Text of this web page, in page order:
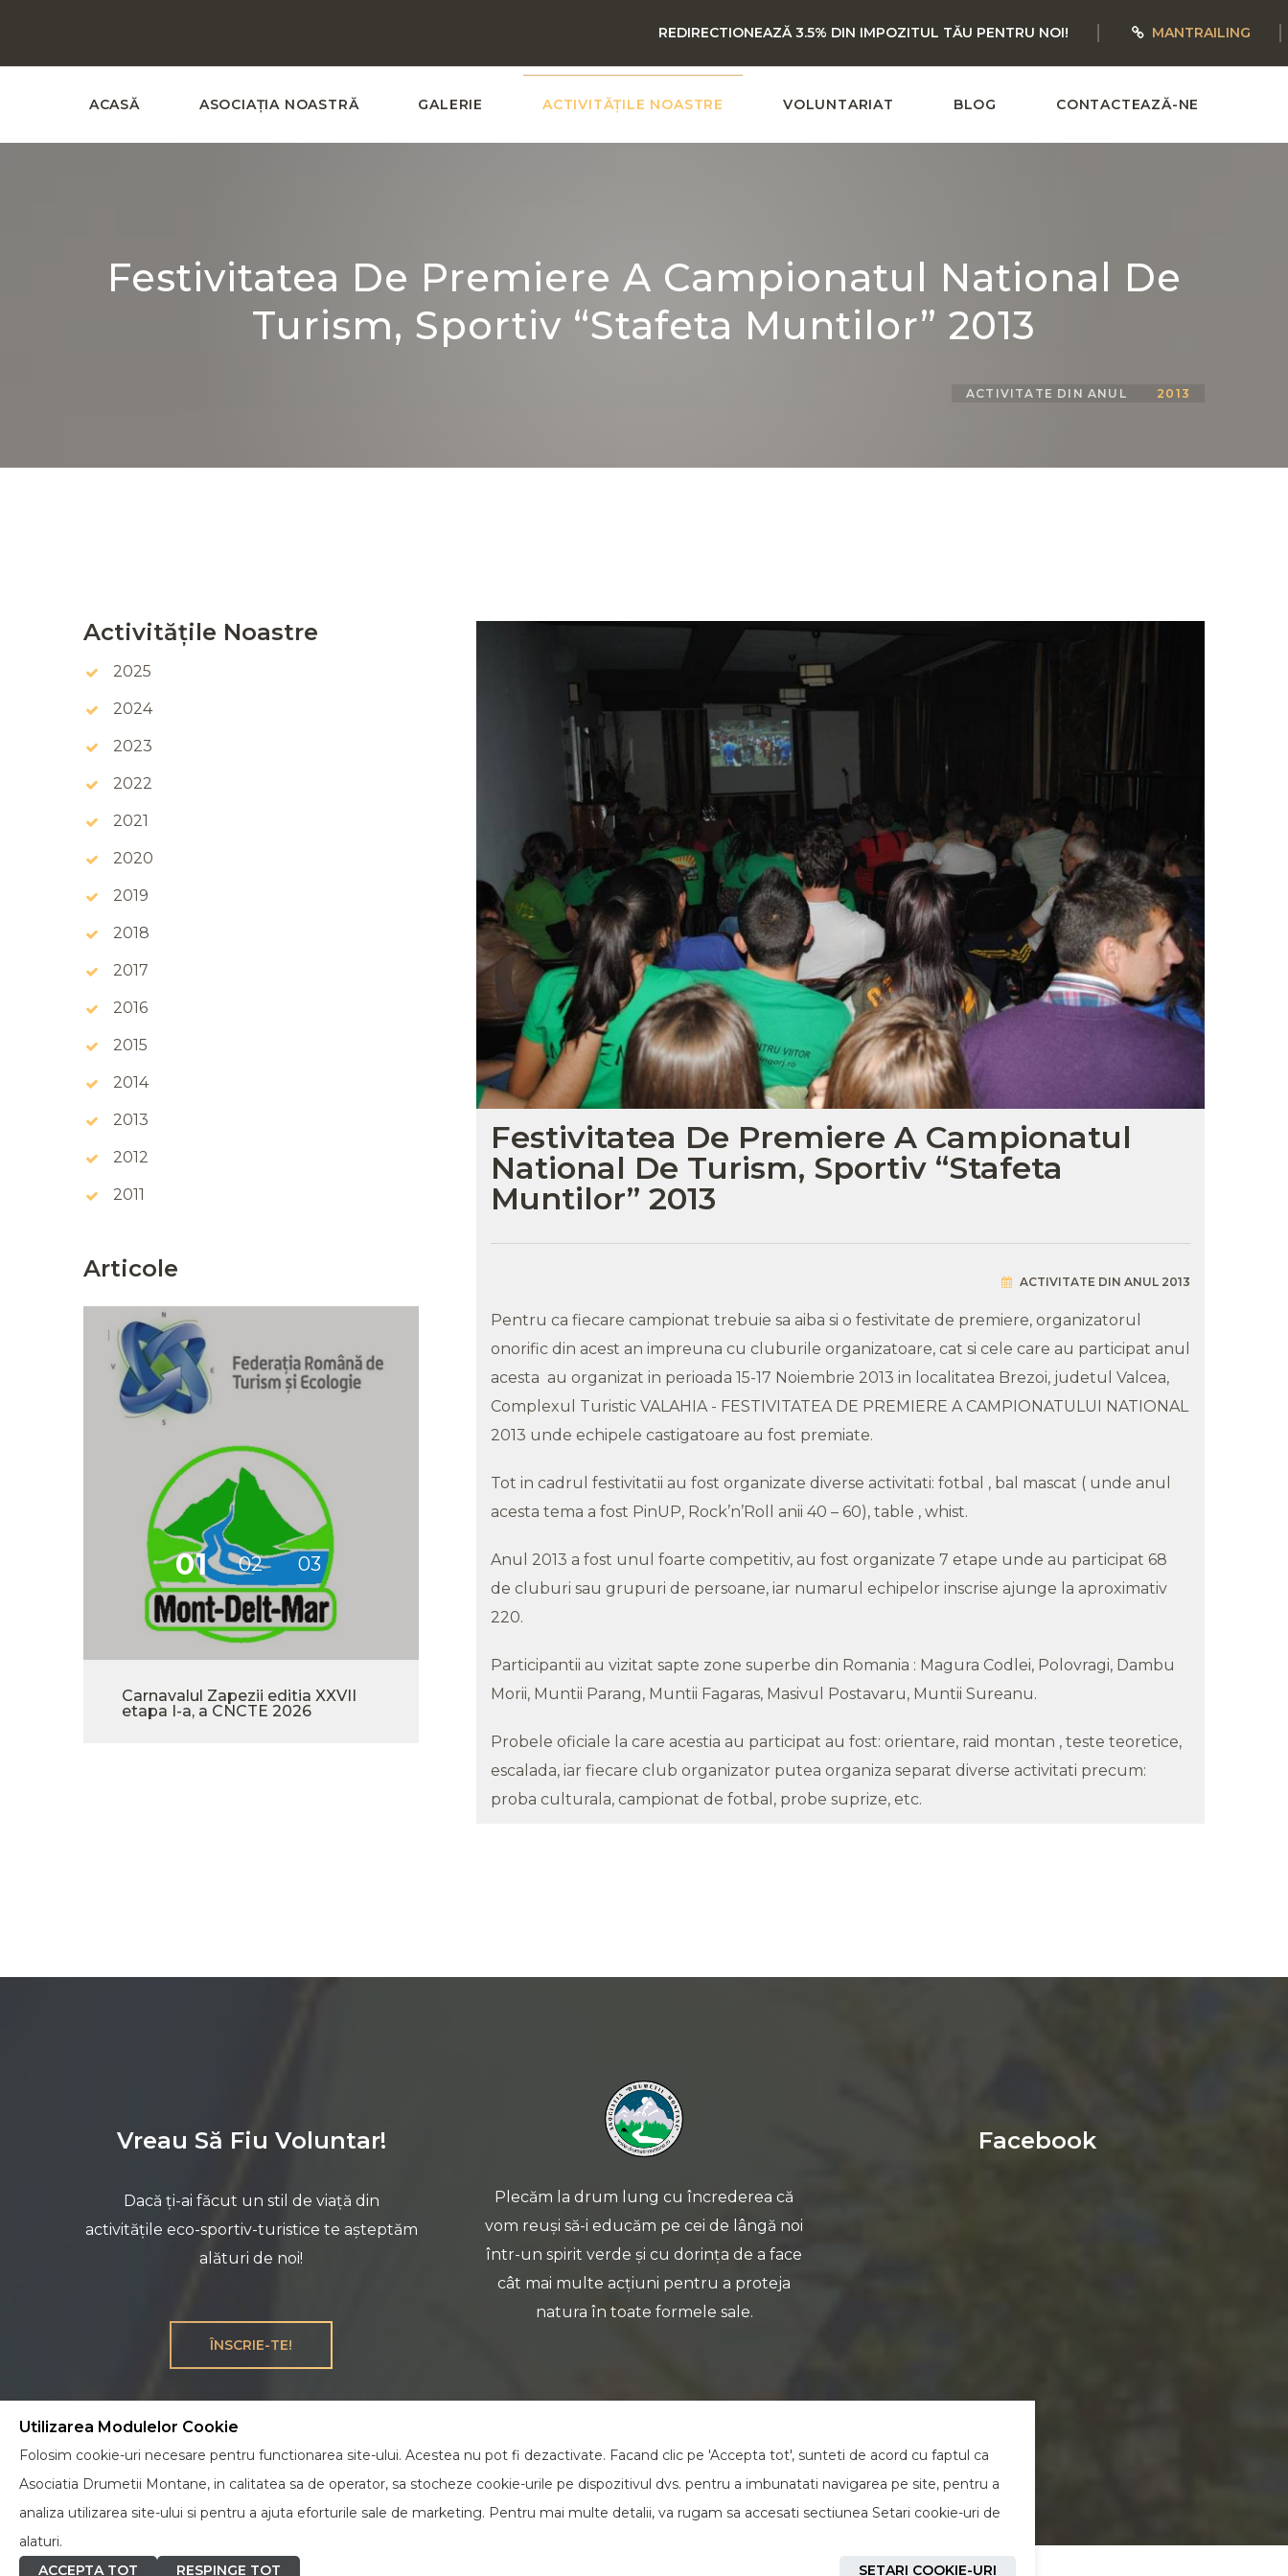
REDIRECTIONEAZĂ 3.5% DIN IMPOZITUL TĂU PENTRU NOI! MANTRAILING
ACASĂ ASOCIAȚIA NOASTRĂ GALERIE ACTIVITĂȚILE NOASTRE VOLUNTARIAT BLOG CONTACTEAZĂ-NE
Festivitatea De Premiere A Campionatul National De
Turism, Sportiv “Stafeta Muntilor” 2013
ACTIVITATE DIN ANUL 2013
Festivitatea De Premiere A Campionatul
National De Turism, Sportiv “Stafeta
Muntilor” 2013
ACTIVITATE DIN ANUL 2013
Pentru ca fiecare campionat trebuie sa aiba si o festivitate de premiere, organizatorul
onorific din acest an impreuna cu cluburile organizatoare, cat si cele care au participat anul
acesta au organizat in perioada 15-17 Noiembrie 2013 in localitatea Brezoi, judetul Valcea,
Complexul Turistic VALAHIA - FESTIVITATEA DE PREMIERE A CAMPIONATULUI NATIONAL
2013 unde echipele castigatoare au fost premiate.
Tot in cadrul festivitatii au fost organizate diverse activitati: fotbal , bal mascat ( unde anul
acesta tema a fost PinUP, Rock’n’Roll anii 40 – 60), table , whist.
Anul 2013 a fost unul foarte competitiv, au fost organizate 7 etape unde au participat 68
de cluburi sau grupuri de persoane, iar numarul echipelor inscrise ajunge la aproximativ
220.
Participantii au vizitat sapte zone superbe din Romania : Magura Codlei, Polovragi, Dambu
Morii, Muntii Parang, Muntii Fagaras, Masivul Postavaru, Muntii Sureanu.
Probele oficiale la care acestia au participat au fost: orientare, raid montan , teste teoretice,
escalada, iar fiecare club organizator putea organiza separat diverse activitati precum:
proba culturala, campionat de fotbal, probe suprize, etc.
Activitățile Noastre
2025
2024
2023
2022
2021
2020
2019
2018
2017
2016
2015
2014
2013
2012
2011
Articole
Carnavalul Zapezii editia XXVII
etapa I-a, a CNCTE 2026
Primul Workshop intensiv
Mantrailing.ro – Misiunea
Prietenilor Canini, București, 4-6
Trofeul Muntilor in perioada 25 -
27 Iulie 2025 - Plaiul Foii
Vreau Să Fiu Voluntar!
Dacă ți-ai făcut un stil de viață din
activitățile eco-sportiv-turistice te așteptăm
alături de noi!
ÎNSCRIE-TE!
Plecăm la drum lung cu încrederea că
vom reuși să-i educăm pe cei de lângă noi
într-un spirit verde și cu dorința de a face
cât mai multe acțiuni pentru a proteja
natura în toate formele sale.
Facebook
Utilizarea Modulelor Cookie
Folosim cookie-uri necesare pentru functionarea site-ului. Acestea nu pot fi dezactivate. Facand clic pe 'Accepta tot', sunteti de acord cu faptul ca
Asociatia Drumetii Montane, in calitatea sa de operator, sa stocheze cookie-urile pe dispozitivul dvs. pentru a imbunatati navigarea pe site, pentru a
analiza utilizarea site-ului si pentru a ajuta eforturile sale de marketing. Pentru mai multe detalii, va rugam sa accesati sectiunea Setari cookie-uri de
alaturi.
ACCEPTA TOT
RESPINGE TOT SETARI COOKIE-URI